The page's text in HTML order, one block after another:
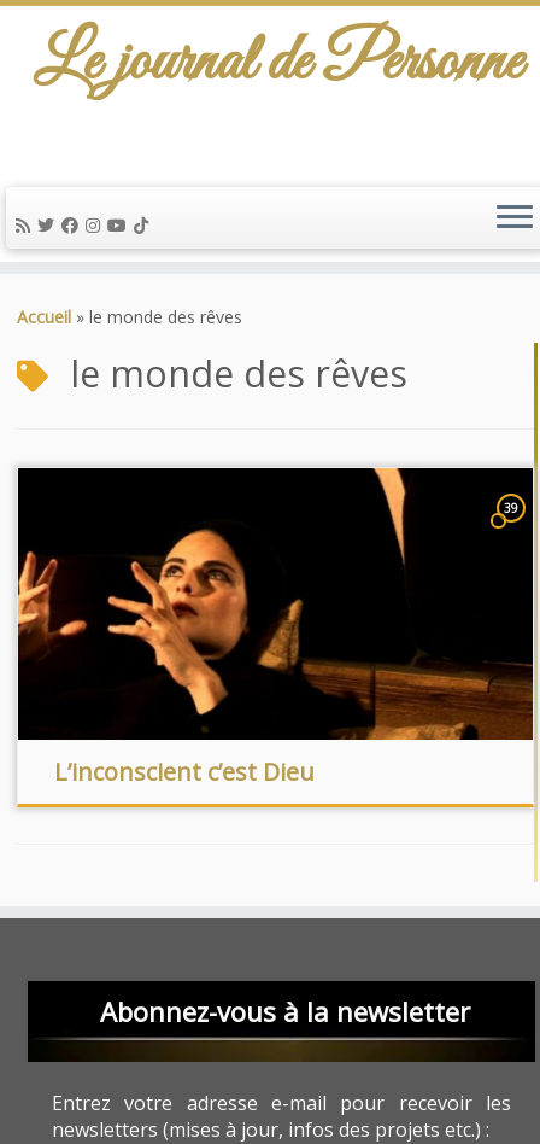
au
Le journal de Personne
Accueil » le monde des rêves
le monde des rêves
39
L’inconscient c’est Dieu
Abonnez-vous à la newsletter
Entrez votre adresse e-mail pour recevoir les
newsletters (mises à jour, infos des projets etc.) :